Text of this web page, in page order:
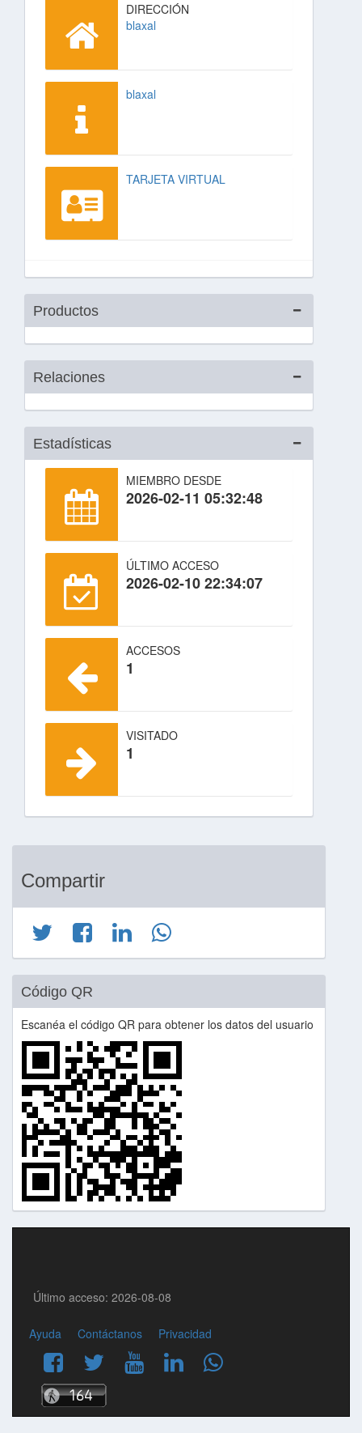
DIRECCIÓN
blaxal
blaxal
TARJETA VIRTUAL
Productos
Relaciones
Estadísticas
MIEMBRO DESDE
2026-02-11 05:32:48
ÚLTIMO ACCESO
2026-02-10 22:34:07
ACCESOS
1
VISITADO
1
Compartir
Código QR
Escanéa el código QR para obtener los datos del usuario
Último acceso: 2026-08-08
Ayuda Contáctanos Privacidad